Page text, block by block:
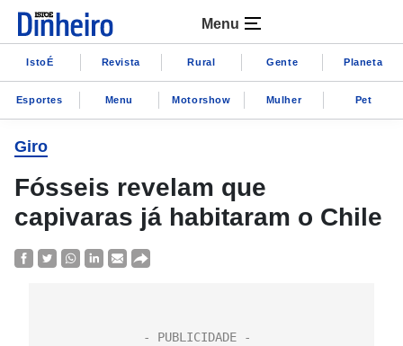
Menu
IstoÉ Revista Rural Gente Planeta
Esportes Menu Motorshow Mulher Pet
Giro
Fósseis revelam que
capivaras já habitaram o Chile